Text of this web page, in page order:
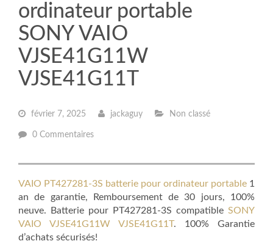
ordinateur portable
SONY VAIO
VJSE41G11W
VJSE41G11T
février 7, 2025 jackaguy Non classé
0 Commentaires
VAIO PT427281-3S batterie pour ordinateur portable 1
an de garantie, Remboursement de 30 jours, 100%
neuve. Batterie pour PT427281-3S compatible SONY
VAIO VJSE41G11W VJSE41G11T. 100% Garantie
d’achats sécurisés!